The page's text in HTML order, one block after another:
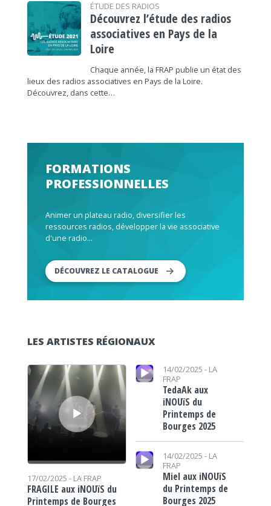
ÉTUDE DES RADIOS
Découvrez l’étude des radios
associatives en Pays de la
Loire
Chaque année, la FRAP publie un état des
lieux des radios associatives en Pays de la Loire.
Découvrez, dans cette…
FORMATIONS
PROFESSIONNELLES
Animer un plateau radio, diversifier les
ressources radios, développer la vie associative
d'une radio...
DÉCOUVREZ LE CATALOGUE
LES ARTISTES RÉGIONAUX
Lecteur audio
17/02/2025 - LA FRAP
FRAGILE aux iNOUïS du
Printemps de Bourges
Lecteur audio 14/02/2025 - LA
FRAP
TedaAk aux
iNOUïS du
Printemps de
Bourges 2025
Lecteur audio
14/02/2025 - LA
FRAP
Miel aux iNOUïS
du Printemps de
Bourges 2025